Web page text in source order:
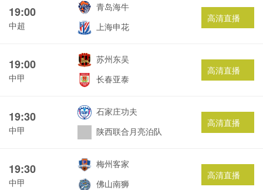
19:00
中超
青岛海牛
上海申花
高清直播
19:00
中甲
苏州东吴
长春亚泰
高清直播
19:30
中甲
石家庄功夫
陕西联合月亮泊队
高清直播
19:30
中甲
梅州客家
佛山南狮
高清直播